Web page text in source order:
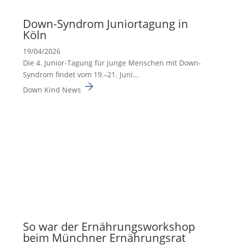
Down-Syndrom Junior­ta­gung in
Köln
19/04/2026
Die 4. Junior-Tagung für junge Menschen mit Down-
Syndrom findet vom 19.–21. Juni...
Down Kind News
So war der Ernäh­rungs­work­shop
beim Münchner Ernäh­rungsrat